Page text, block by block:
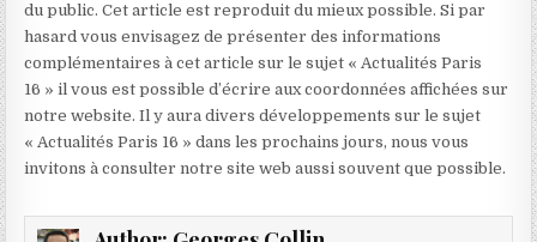
du public. Cet article est reproduit du mieux possible. Si par
hasard vous envisagez de présenter des informations
complémentaires à cet article sur le sujet « Actualités Paris
16 » il vous est possible d’écrire aux coordonnées affichées sur
notre website. Il y aura divers développements sur le sujet
« Actualités Paris 16 » dans les prochains jours, nous vous
invitons à consulter notre site web aussi souvent que possible.